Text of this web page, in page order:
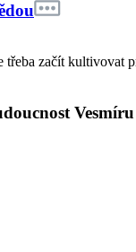
třeba začít
Vesmíru